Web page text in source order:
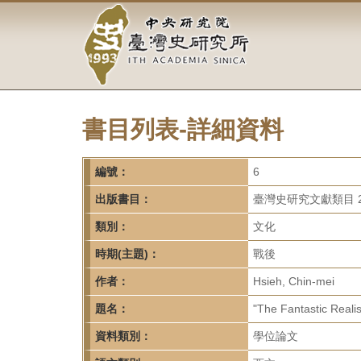
容
中
央
研
究
院-
臺
灣
史
研
究
所-
書目列表-詳細資料
編號： 6
出版書目： 臺灣史研究文獻類目
類別： 文化
時期(主題)： 戰後
作者： Hsieh, Chin-mei
題名： "The Fantastic
資料類別： 學位論文